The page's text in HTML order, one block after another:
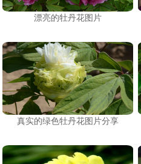
漂亮的牡丹花图片
真实的绿色牡丹花图片分享